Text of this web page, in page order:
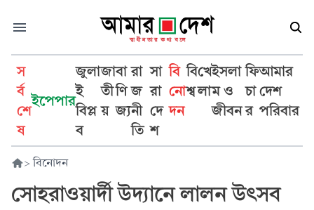
স
র্ব
শে
ষ
ইপেপার
জুলা
ই
বিপ্ল
ব
জা
তী
য়
বা
ণি
জ্য
রা
জ
নী
তি
সা
রা
দে
শ
বি
নো
দন
বি
শ্ব
খে
লা
ইসলা
ম ও
জীবন
ফি
চা
র
আমার
দেশ
পরিবার
> বিনোদন
সোহরাওয়ার্দী উদ্যানে লালন উৎসব